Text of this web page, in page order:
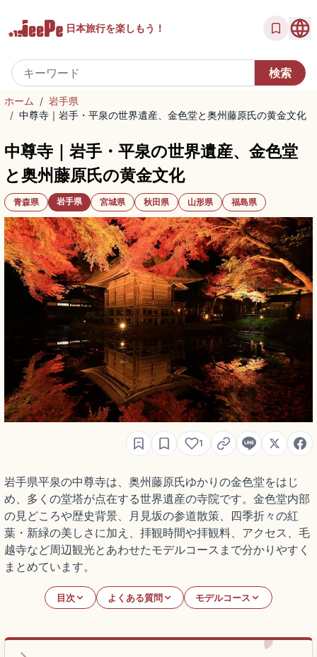
日本旅行を楽しもう！
ホーム / 岩手県
/ 中尊寺｜岩手・平泉の世界遺産、金色堂と奥州藤原氏の黄金文化
中尊寺｜岩手・平泉の世界遺産、金色堂
と奥州藤原氏の黄金文化
青森県 岩手県 宮城県 秋田県 山形県 福島県
1
岩手県平泉の中尊寺は、奥州藤原氏ゆかりの金色堂をはじ
め、多くの堂塔が点在する世界遺産の寺院です。金色堂内部
の見どころや歴史背景、月見坂の参道散策、四季折々の紅
葉・新緑の美しさに加え、拝観時間や拝観料、アクセス、毛
越寺など周辺観光とあわせたモデルコースまで分かりやすく
まとめています。
目次 よくある質問 モデルコース